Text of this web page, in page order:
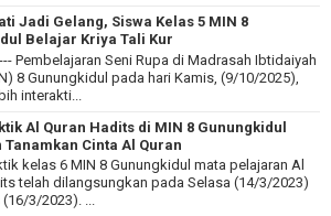
Jadi Gelang, Siswa Kelas 5 MIN 8
Belajar Kriya Tali Kur
Pembelajaran Seni Rupa di Madrasah Ibtidaiyah
8 Gunungkidul pada hari Kamis, (9/10/2025),
interakti...
Al Quran Hadits di MIN 8 Gunungkidul
Cinta Al Quran
kelas 6 MIN 8 Gunungkidul mata pelajaran Al
telah dilangsungkan pada Selasa (14/3/2023)
3/2023). ...